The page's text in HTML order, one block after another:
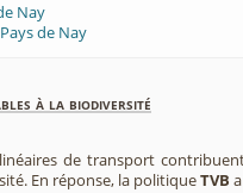
Nay
de Nay
à la biodiversité
de transport
En réponse, la politiqueTVB